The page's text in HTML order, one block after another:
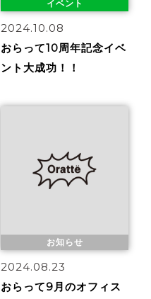
イベント
2024.10.08
おらって10周年記念イベ
ント大成功！！
お知らせ
2024.08.23
おらって9月のオフィス